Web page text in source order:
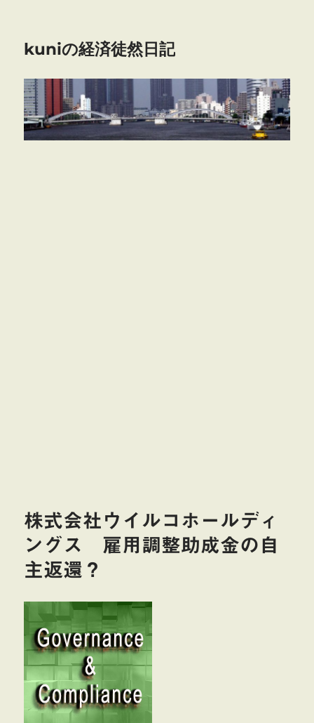
kuniの経済徒然日記
株式会社ウイルコホールディ
ングス 雇用調整助成金の自
主返還？